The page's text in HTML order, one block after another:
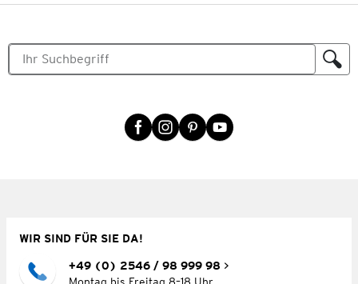
WIR SIND FÜR SIE DA!
+49 (0) 2546 / 98 999 98
Montag bis Freitag 8–18 Uhr